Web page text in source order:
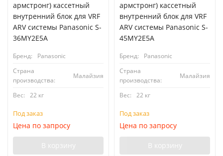
армстронг) кассетный
внутренний блок для VRF
ARV системы Panasonic S-
36MY2E5A
Бренд:
Panasonic
Страна
производства:
Малайзия
Вес: 22 кг
Под заказ
Цена по запросу
В корзину
армстронг) кассетный
внутренний блок для VRF
ARV системы Panasonic S-
45MY2E5A
Бренд:
Panasonic
Страна
производства:
Малайзия
Вес: 22 кг
Под заказ
Цена по запросу
В корзину